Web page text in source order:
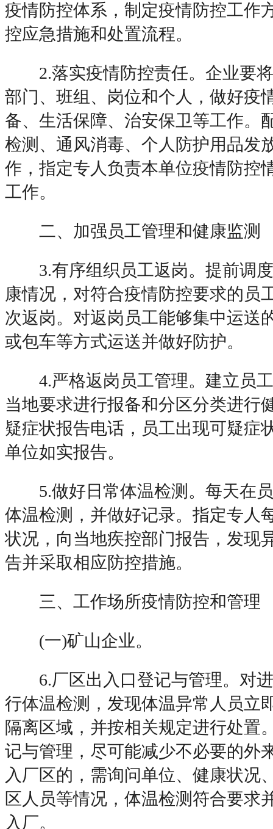
疫情防控体系，制定疫情防控工作
控应急措施和处置流程。
2.落实疫情防控责任。企业要将
部门、班组、岗位和个人，做好疫
备、生活保障、治安保卫等工作。
检测、通风消毒、个人防护用品发
作，指定专人负责本单位疫情防控
工作。
二、加强员工管理和健康监测
3.有序组织员工返岗。提前调度
康情况，对符合疫情防控要求的员
次返岗。对返岗员工能够集中运送
或包车等方式运送并做好防护。
4.严格返岗员工管理。建立员工
当地要求进行报备和分区分类进行
疑症状报告电话，员工出现可疑症
单位如实报告。
5.做好日常体温检测。每天在员
体温检测，并做好记录。指定专人
状况，向当地疾控部门报告，发现
告并采取相应防控措施。
三、工作场所疫情防控和管理
(一)矿山企业。
6.厂区出入口登记与管理。对进
行体温检测，发现体温异常人员立
隔离区域，并按相关规定进行处置
记与管理，尽可能减少不必要的外
入厂区的，需询问单位、健康状况
区人员等情况，体温检测符合要求
入厂。